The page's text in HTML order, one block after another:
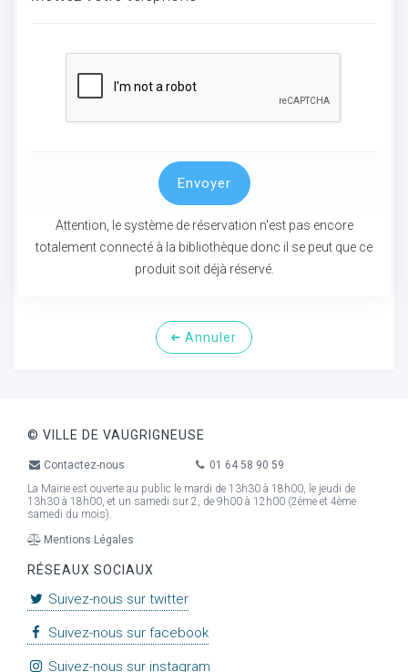
Envoyer
Attention, le système de réservation n'est pas encore
totalement connecté à la bibliothèque donc il se peut que ce
produit soit déjà réservé.
Annuler
© VILLE DE VAUGRIGNEUSE
Contactez-nous
01 64 58 90 59
La Mairie est ouverte au public le mardi de 13h30 à 18h00, le jeudi de
13h30 à 18h00, et un samedi sur 2, de 9h00 à 12h00 (2ème et 4ème
samedi du mois).
Mentions Légales
RÉSEAUX SOCIAUX
Suivez-nous sur twitter
Suivez-nous sur facebook
Suivez-nous sur instagram